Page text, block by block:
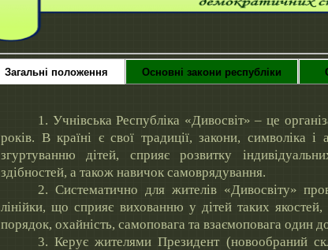
Загальні положення Основні закони республіки
1. Учнівська Республіка «Дивосвіт» – це
років. В країні є свої традиції, закони, символіка і
згуртуванню дітей, сприяє розвитку
здібностей, а також навичок самоврядування.
2. Систематично для жителів «Дивосвіту»
лінійки, що сприяє вихованню у дітей таких якостей,
порядок, охайність, самоповага та взаємоповага один
3. Керує жителями Президент (новообраний